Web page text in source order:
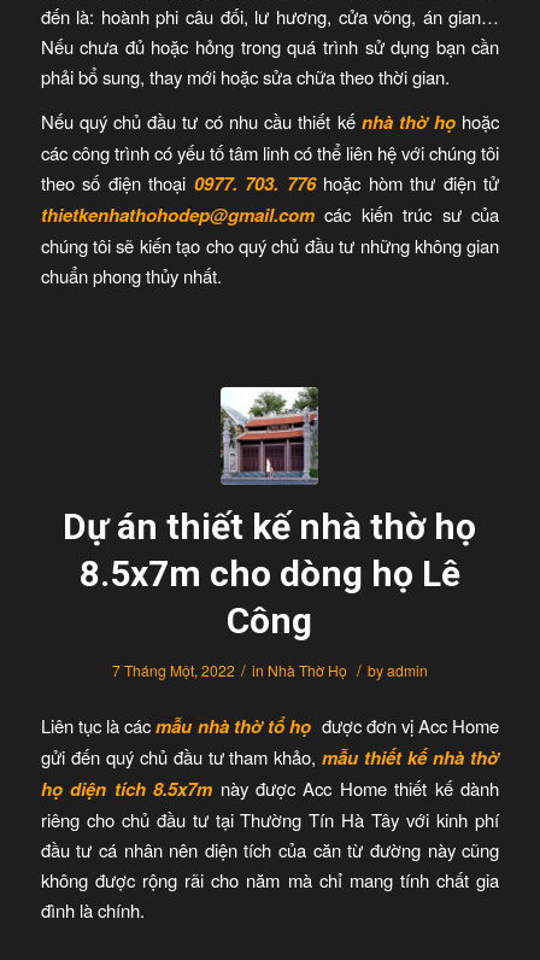
đến là: hoành phi câu đối, lư hương, cửa võng, án gian…
Nếu chưa đủ hoặc hỏng trong quá trình sử dụng bạn cần
phải bổ sung, thay mới hoặc sửa chữa theo thời gian.
Nếu quý chủ đầu tư có nhu cầu thiết kế nhà thờ họ hoặc
các công trình có yếu tố tâm linh có thể liên hệ với chúng tôi
theo số điện thoại 0977. 703. 776 hoặc hòm thư điện tử
thietkenhathohodep@gmail.comcác kiến trúc sư của
chúng tôi sẽ kiến tạo cho quý chủ đầu tư những không gian
chuẩn phong thủy nhất.
Dự án thiết kế nhà thờ họ
8.5x7m cho dòng họ Lê
Công
7 Tháng Một, 2022 / in Nhà Thờ Họ / byadmin
Liên tục là cácmẫu nhà thờ tổ họ được đơn vị Acc Home
gửi đến quý chủ đầu tư tham khảo,mẫu thiết kế nhà thờ
họ diện tích 8.5x7m này được Acc Home thiết kế dành
riêng cho chủ đầu tư tại Thường Tín Hà Tây với kinh phí
đầu tư cá nhân nên diện tích của căn từ đường này cũng
không được rộng rãi cho năm mà chỉ mang tính chất gia
đình là chính.